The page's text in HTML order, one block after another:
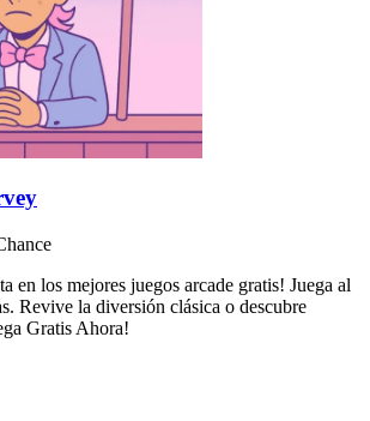
en los mejores juegos arcade gratis! Juega al
Revive la diversión clásica o descubre
Gratis Ahora!